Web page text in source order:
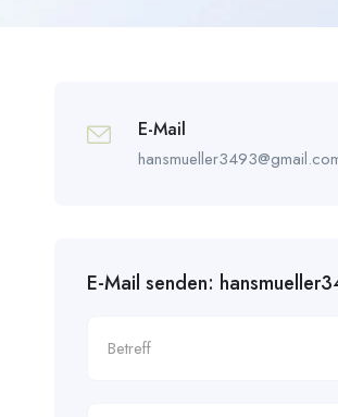
E-Mail
E-Mail senden: